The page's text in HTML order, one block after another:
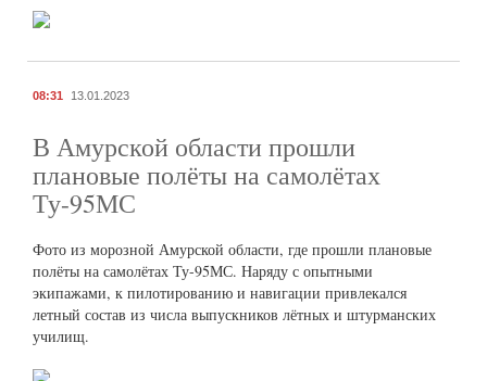
08:31 13.01.2023
В Амурской области прошли
плановые полёты на самолётах
Ту-95МС
Фото из морозной Амурской области, где прошли плановые
полёты на самолётах Ту-95МС. Наряду с опытными
экипажами, к пилотированию и навигации привлекался
летный состав из числа выпускников лётных и штурманских
училищ.